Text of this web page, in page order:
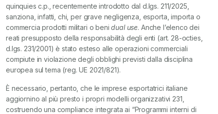
quinquies c.p., recentemente introdotto dal d.lgs. 211/2025,
sanziona, infatti, chi, per grave negligenza, esporta, importa o
commercia prodotti militari o benidual use. Anche l’elenco dei
reati presupposto della responsabilità degli enti (art. 28-octies,
d.lgs. 231/2001) è stato esteso alle operazioni commerciali
compiute in violazione degli obblighi previsti dalla disciplina
europea sul tema (reg. UE 2021/821).
È necessario, pertanto, che le imprese esportatrici italiane
aggiornino al più presto i propri modelli organizzativi 231,
costruendo una compliance integrata ai “Programmi interni di